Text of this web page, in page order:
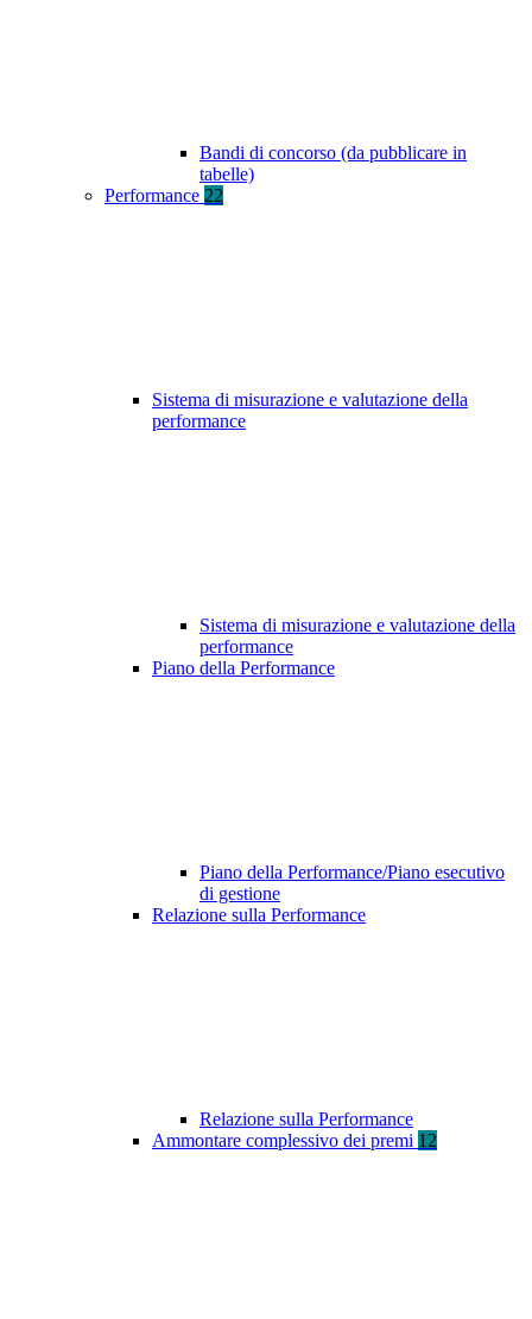
Bandi di concorso (da pubblicare in
tabelle)
Performance 22
Sistema di misurazione e valutazione della
performance
Sistema di misurazione e valutazione della
performance
Piano della Performance
Piano della Performance/Piano esecutivo
di gestione
Relazione sulla Performance
Relazione sulla Performance
Ammontare complessivo dei premi 12